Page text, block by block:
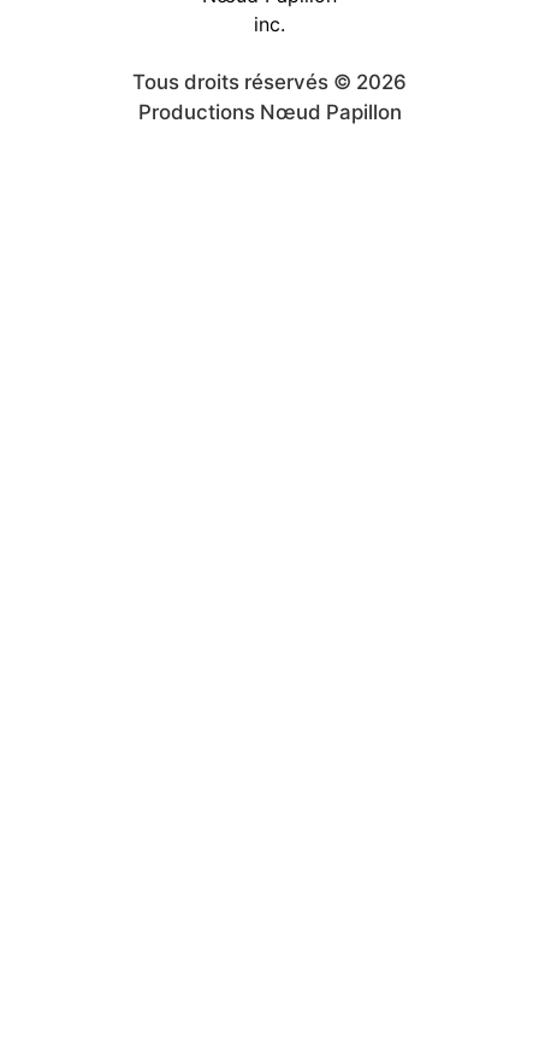
Tous droits réservés © 2026
Productions Nœud Papillon